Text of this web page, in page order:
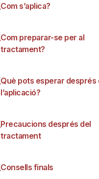
Com s’aplica?
Com preparar-se per al
tractament?
Què pots esperar després
l’aplicació?
Precaucions després del
tractament
Consells finals